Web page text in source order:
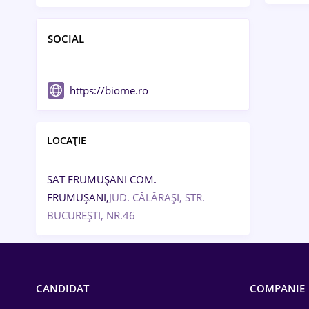
SOCIAL
https://biome.ro
LOCAȚIE
SAT FRUMUȘANI COM.
FRUMUȘANI,JUD. CĂLĂRAȘI, STR.
BUCUREȘTI, NR.46
CANDIDAT COMPANIE